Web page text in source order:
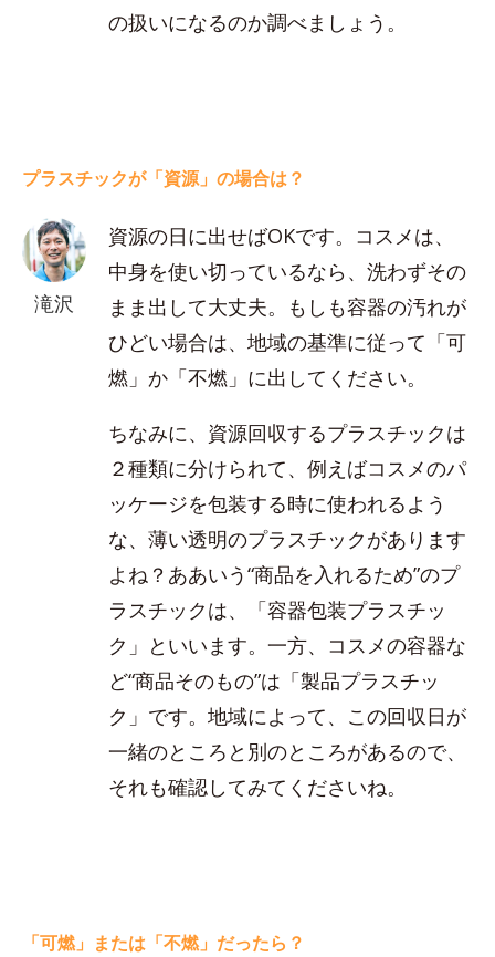
の扱いになるのか調べましょう。
プラスチックが「資源」の場合は？
滝沢
資源の日に出せばOKです。コスメは、
中身を使い切っているなら、洗わずその
まま出して大丈夫。もしも容器の汚れが
ひどい場合は、地域の基準に従って「可
燃」か「不燃」に出してください。
ちなみに、資源回収するプラスチックは
２種類に分けられて、例えばコスメのパ
ッケージを包装する時に使われるよう
な、薄い透明のプラスチックがあります
よね？ああいう“商品を入れるため”のプ
ラスチックは、「容器包装プラスチッ
ク」といいます。一方、コスメの容器な
ど“商品そのもの”は「製品プラスチッ
ク」です。地域によって、この回収日が
一緒のところと別のところがあるので、
それも確認してみてくださいね。
「可燃」または「不燃」だったら？